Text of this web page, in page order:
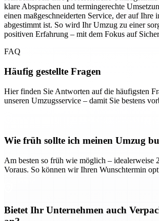
klare Absprachen und termingerechte
einen maßgeschneiderten Service, der auf Ihre
abgestimmt ist. So wird Ihr Umzug zu einer
positiven Erfahrung – mit dem Fokus auf
FAQ
Häufig gestellte Fragen
Hier finden Sie Antworten auf die häufigsten
unseren Umzugsservice – damit Sie bestens
Wie früh sollte ich meinen Umzug
Am besten so früh wie möglich – idealerweise
Voraus. So können wir Ihren Wunschtermin
Bietet Ihr Unternehmen auch